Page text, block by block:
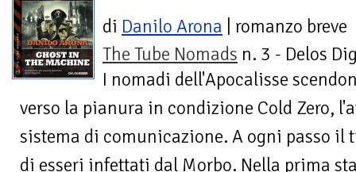
di Danilo Arona | romanzo breve
The Tube Nomads n. 3 - Delos
I nomadi dell'Apocalisse
verso la pianura in condizione Cold Zero,
sistema di comunicazione. A ogni passo il
di esseri infettati dal Morbo. Nella prima